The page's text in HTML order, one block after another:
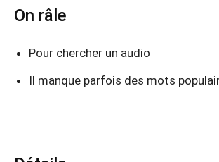
On râle
Pour chercher un audio
Il manque parfois des mots